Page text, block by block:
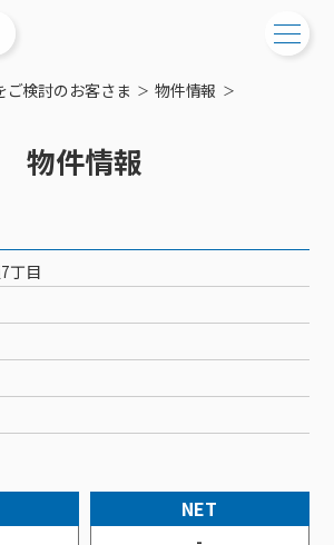
て
方へ
いる集合住宅
ス
確認・変更
ストップ
害情報
ント
トップ
団体⼀括⽀払
トップ
犯カメラ
料⾦
ビス
フォントップ
るサービス
ら
ご検討のお客さま
物件情報
物件情報
丁目
NET
-